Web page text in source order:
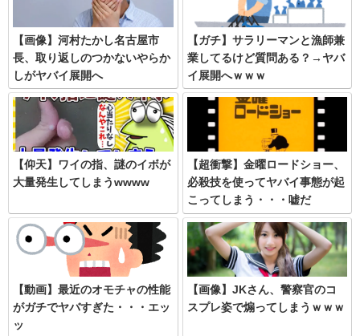
【画像】河村たかし名古屋市
長、取り返しのつかないやらか
しがヤバイ展開へ
【ガチ】サラリーマンと漁師兼
業してるけど質問ある？→ヤバ
イ展開へｗｗｗ
【仰天】ワイの指、謎のイボが
大量発生してしまうwwww
【超衝撃】金曜ロードショー、
必殺技を使ってヤバイ事態が起
こってしまう・・・嘘だ
ろ・・・
【動画】最近のオモチャの性能
がガチでヤバすぎた・・・エッ
ッ
【画像】JKさん、警察官のコ
スプレ姿で煽ってしまうｗｗｗ